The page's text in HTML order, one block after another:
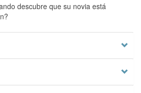
descubre que su novia está